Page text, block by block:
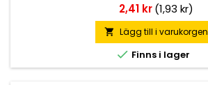
Pris
2,41 kr (1,93 kr)
 Lägg till i varukorgen
 Finns i lager